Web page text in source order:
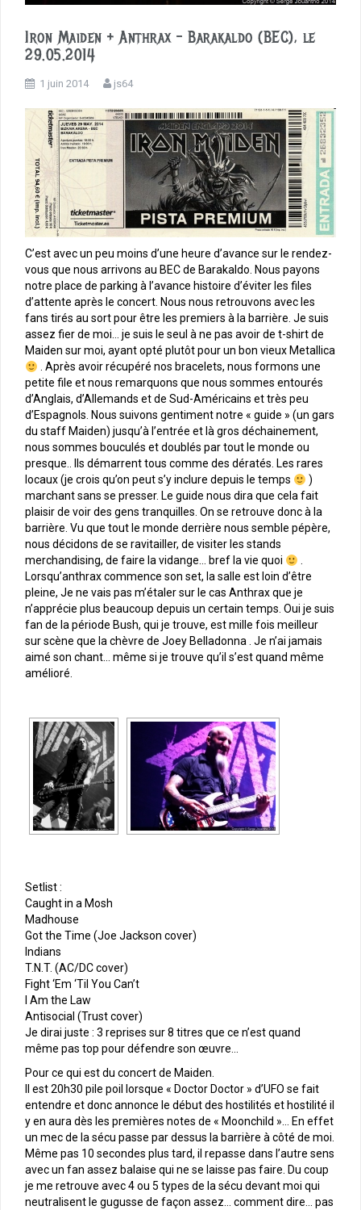
Iron Maiden + Anthrax – Barakaldo (BEC), le
29.05.2014
1 juin 2014 js64
C’est avec un peu moins d’une heure d’avance sur le rendez-
vous que nous arrivons au BEC de Barakaldo. Nous payons
notre place de parking à l’avance histoire d’éviter les files
d’attente après le concert. Nous nous retrouvons avec les
fans tirés au sort pour être les premiers à la barrière. Je suis
assez fier de moi… je suis le seul à ne pas avoir de t-shirt de
Maiden sur moi, ayant opté plutôt pour un bon vieux Metallica
. Après avoir récupéré nos bracelets, nous formons une
petite file et nous remarquons que nous sommes entourés
d’Anglais, d’Allemands et de Sud-Américains et très peu
d’Espagnols. Nous suivons gentiment notre « guide » (un gars
du staff Maiden) jusqu’à l’entrée et là gros déchainement,
nous sommes bouculés et doublés par tout le monde ou
presque.. Ils démarrent tous comme des dératés. Les rares
locaux (je crois qu’on peut s’y inclure depuis le temps
)
marchant sans se presser. Le guide nous dira que cela fait
plaisir de voir des gens tranquilles. On se retrouve donc à la
barrière. Vu que tout le monde derrière nous semble pépère,
nous décidons de se ravitailler, de visiter les stands
merchandising, de faire la vidange… bref la vie quoi
.
Lorsqu’anthrax commence son set, la salle est loin d’être
pleine, Je ne vais pas m’étaler sur le cas Anthrax que je
n’apprécie plus beaucoup depuis un certain temps. Oui je suis
fan de la période Bush, qui je trouve, est mille fois meilleur
sur scène que la chèvre de Joey Belladonna . Je n’ai jamais
aimé son chant… même si je trouve qu’il s’est quand même
amélioré.
Setlist :
Caught in a Mosh
Madhouse
Got the Time (Joe Jackson cover)
Indians
T.N.T. (AC/DC cover)
Fight ‘Em ‘Til You Can’t
I Am the Law
Antisocial (Trust cover)
Je dirai juste : 3 reprises sur 8 titres que ce n’est quand
même pas top pour défendre son œuvre…
Pour ce qui est du concert de Maiden.
Il est 20h30 pile poil lorsque « Doctor Doctor » d’UFO se fait
entendre et donc annonce le début des hostilités et hostilité il
y en aura dès les premières notes de « Moonchild »… En effet
un mec de la sécu passe par dessus la barrière à côté de moi.
Même pas 10 secondes plus tard, il repasse dans l’autre sens
avec un fan assez balaise qui ne se laisse pas faire. Du coup
je me retrouve avec 4 ou 5 types de la sécu devant moi qui
neutralisent le gugusse de façon assez… comment dire… pas